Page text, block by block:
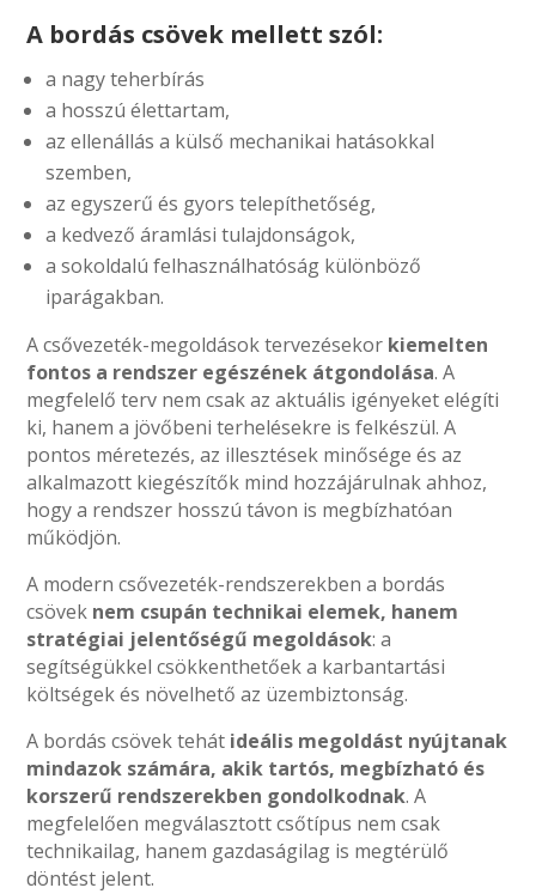
A bordás csövek mellett szól:
a nagy teherbírás
a hosszú élettartam,
az ellenállás a külső mechanikai hatásokkal
szemben,
az egyszerű és gyors telepíthetőség,
a kedvező áramlási tulajdonságok,
a sokoldalú felhasználhatóság különböző
iparágakban.
A csővezeték-megoldások tervezésekor kiemelten
fontos a rendszer egészének átgondolása. A
megfelelő terv nem csak az aktuális igényeket elégíti
ki, hanem a jövőbeni terhelésekre is felkészül. A
pontos méretezés, az illesztések minősége és az
alkalmazott kiegészítők mind hozzájárulnak ahhoz,
hogy a rendszer hosszú távon is megbízhatóan
működjön.
A modern csővezeték-rendszerekben a bordás
csövek nem csupán technikai elemek, hanem
stratégiai jelentőségű megoldások: a
segítségükkel csökkenthetőek a karbantartási
költségek és növelhető az üzembiztonság.
A bordás csövek tehát ideális megoldást nyújtanak
mindazok számára, akik tartós, megbízható és
korszerű rendszerekben gondolkodnak. A
megfelelően megválasztott csőtípus nem csak
technikailag, hanem gazdaságilag is megtérülő
döntést jelent.